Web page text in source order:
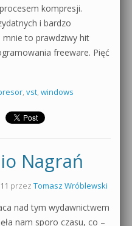
kompresji.
i bardzo
mnie to prawdziwy hit
freeware. Pięć
, vst, windows
Nagrań
przez Tomasz Wróblewski
nad tym wydawnictwem
nam sporo czasu, co –